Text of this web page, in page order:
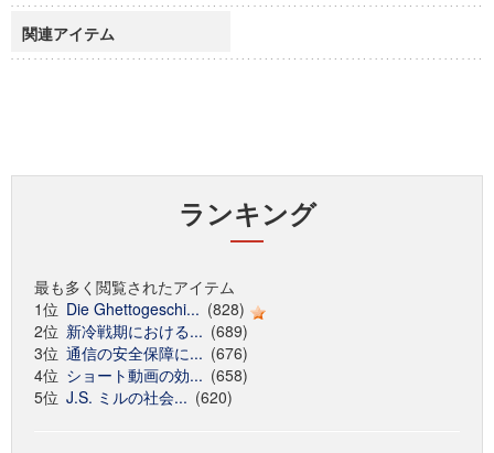
関連アイテム
ランキング
最も多く閲覧されたアイテム
1位 Die Ghettogeschi... (828)
2位 新冷戦期における... (689)
3位 通信の安全保障に... (676)
4位 ショート動画の効... (658)
5位 J.S. ミルの社会... (620)